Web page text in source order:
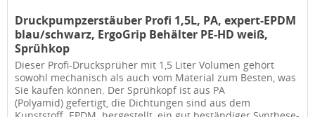
Druckpumpzerstäuber Profi 1,5L, PA, expert-EPDM
blau/schwarz, ErgoGrip Behälter PE-HD weiß,
Sprühkop
Dieser Profi-Drucksprüher mit 1,5 Liter Volumen gehört
sowohl mechanisch als auch vom Material zum Besten, was
Sie kaufen können. Der Sprühkopf ist aus PA
(Polyamid) gefertigt, die Dichtungen sind aus dem